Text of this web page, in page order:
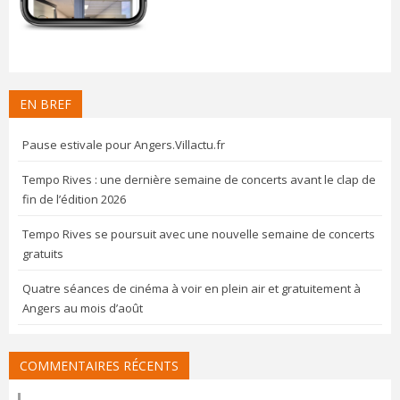
EN BREF
Pause estivale pour Angers.Villactu.fr
Tempo Rives : une dernière semaine de concerts avant le clap de
fin de l’édition 2026
Tempo Rives se poursuit avec une nouvelle semaine de concerts
gratuits
Quatre séances de cinéma à voir en plein air et gratuitement à
Angers au mois d’août
COMMENTAIRES RÉCENTS